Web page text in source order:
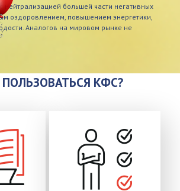
нейтрализацией большей части негативных
оздоровлением, повышением энергетики,
Аналогов на мировом рынке не
КФС?